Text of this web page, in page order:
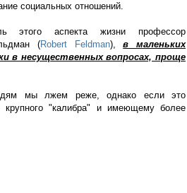
социальных отношений.
этого аспекта жизни профессор
(Robert Feldman),в маленьких
в несущественных вопросах, проще
мы лжем реже, однако если это
крупного "калибра" и имеющему более